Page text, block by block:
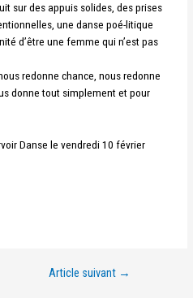
sur des appuis solides, des prises
une danse poé-litique
d’être une femme qui n’est pas
redonne chance, nous redonne
donne tout simplement et pour
Danse le vendredi 10 février
Article suivant →